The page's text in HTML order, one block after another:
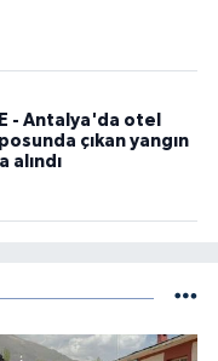
- Antalya'da otel
çıkan yangın
alındı